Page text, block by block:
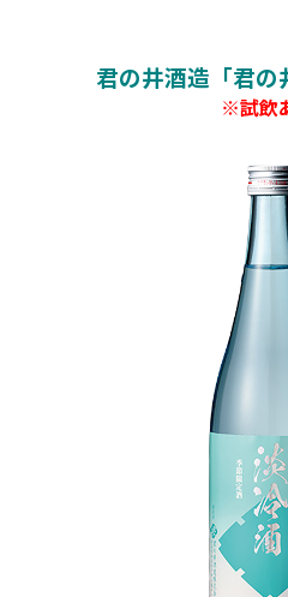
君の井酒造「君の
※試飲